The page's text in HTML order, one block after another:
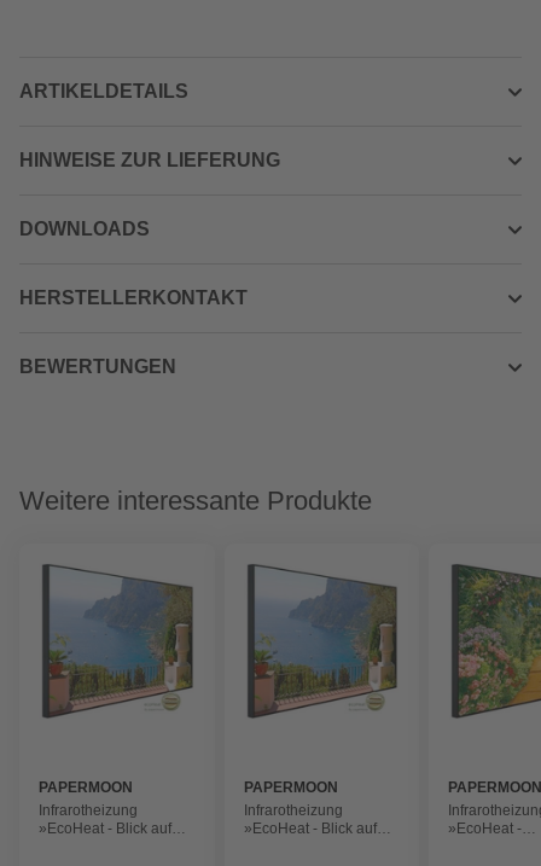
ARTIKELDETAILS
HINWEISE ZUR LIEFERUNG
DOWNLOADS
HERSTELLERKONTAKT
BEWERTUNGEN
Weitere interessante Produkte
PAPERMOON
Infrarotheizung
»EcoHeat - Blick auf
PAPERMOON
Infrarotheizung
»EcoHeat - Blick auf
»EcoHeat -